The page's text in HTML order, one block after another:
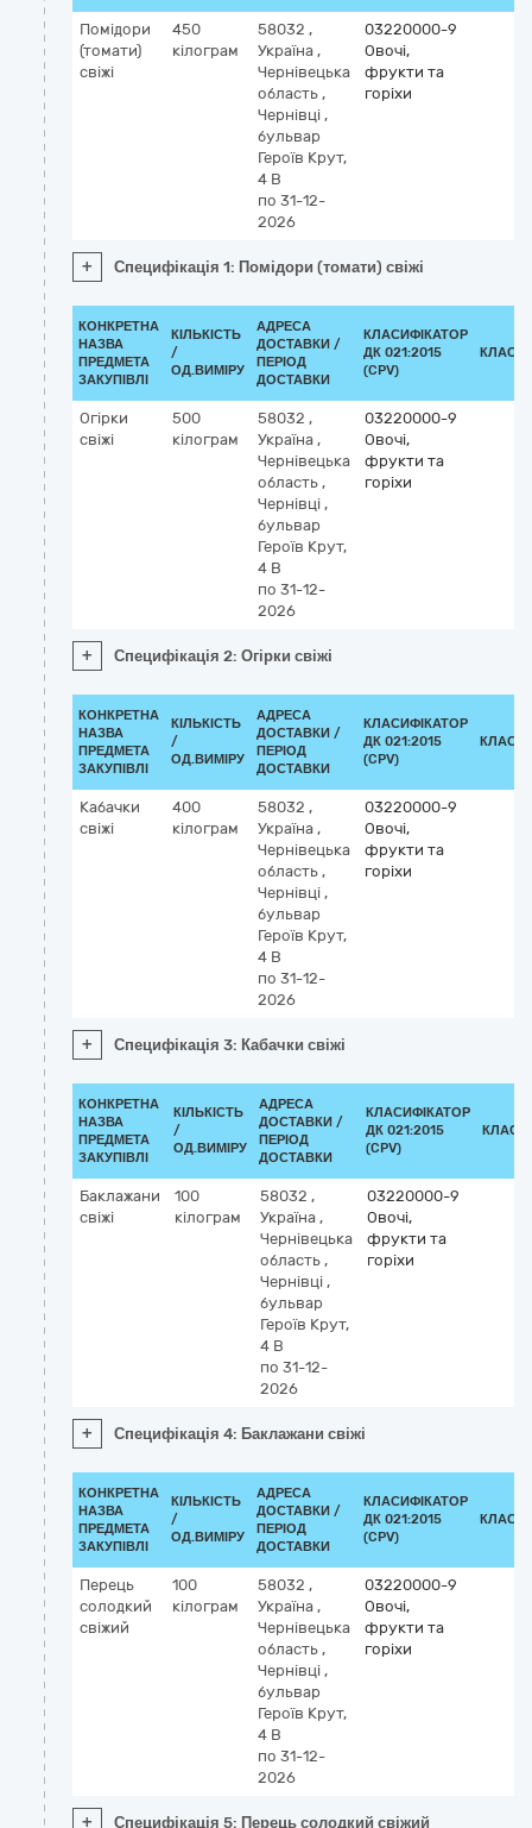
Помідори
(томати)
свіжі
450
кілограм
58032 ,
Україна ,
Чернівецька
область ,
Чернівці ,
бульвар
Героїв Крут,
4 В
по 31-12-
2026
03220000-9
Овочі,
фрукти та
горіхи
+ Специфікація 1: Помідори (томати) свіжі
КОНКРЕТНА
НАЗВА
ПРЕДМЕТА
ЗАКУПІВЛІ
КІЛЬКІСТЬ
/
ОД.ВИМІРУ
АДРЕСА
ДОСТАВКИ /
ПЕРІОД
ДОСТАВКИ
КЛАСИФІКАТОР
ДК 021:2015
(CPV)
Огірки
свіжі
500
кілограм
58032 ,
Україна ,
Чернівецька
область ,
Чернівці ,
бульвар
Героїв Крут,
4 В
по 31-12-
2026
03220000-9
Овочі,
фрукти та
горіхи
+ Специфікація 2: Огірки свіжі
КОНКРЕТНА
НАЗВА
ПРЕДМЕТА
ЗАКУПІВЛІ
КІЛЬКІСТЬ
/
ОД.ВИМІРУ
АДРЕСА
ДОСТАВКИ /
ПЕРІОД
ДОСТАВКИ
КЛАСИФІКАТОР
ДК 021:2015
(CPV)
Кабачки
свіжі
400
кілограм
58032 ,
Україна ,
Чернівецька
область ,
Чернівці ,
бульвар
Героїв Крут,
4 В
по 31-12-
2026
03220000-9
Овочі,
фрукти та
горіхи
+ Специфікація 3: Кабачки свіжі
КОНКРЕТНА
НАЗВА
ПРЕДМЕТА
ЗАКУПІВЛІ
КІЛЬКІСТЬ
/
ОД.ВИМІРУ
АДРЕСА
ДОСТАВКИ /
ПЕРІОД
ДОСТАВКИ
КЛАСИФІКАТОР
ДК 021:2015
(CPV)
Баклажани
свіжі
100
кілограм
58032 ,
Україна ,
Чернівецька
область ,
Чернівці ,
бульвар
Героїв Крут,
4 В
по 31-12-
2026
03220000-9
Овочі,
фрукти та
горіхи
+ Специфікація 4: Баклажани свіжі
КОНКРЕТНА
НАЗВА
ПРЕДМЕТА
ЗАКУПІВЛІ
КІЛЬКІСТЬ
/
ОД.ВИМІРУ
АДРЕСА
ДОСТАВКИ /
ПЕРІОД
ДОСТАВКИ
КЛАСИФІКАТОР
ДК 021:2015
(CPV)
Перець
солодкий
свіжий
100
кілограм
58032 ,
Україна ,
Чернівецька
область ,
Чернівці ,
бульвар
Героїв Крут,
4 В
по 31-12-
2026
03220000-9
Овочі,
фрукти та
горіхи
+ Специфікація 5: Перець солодкий свіжий